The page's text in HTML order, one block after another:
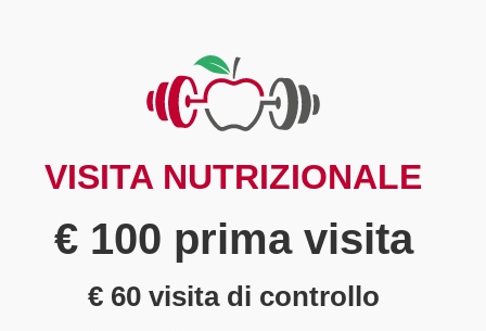
VISITA NUTRIZIONALE
€ 100 prima visita
€ 60 visita di controllo